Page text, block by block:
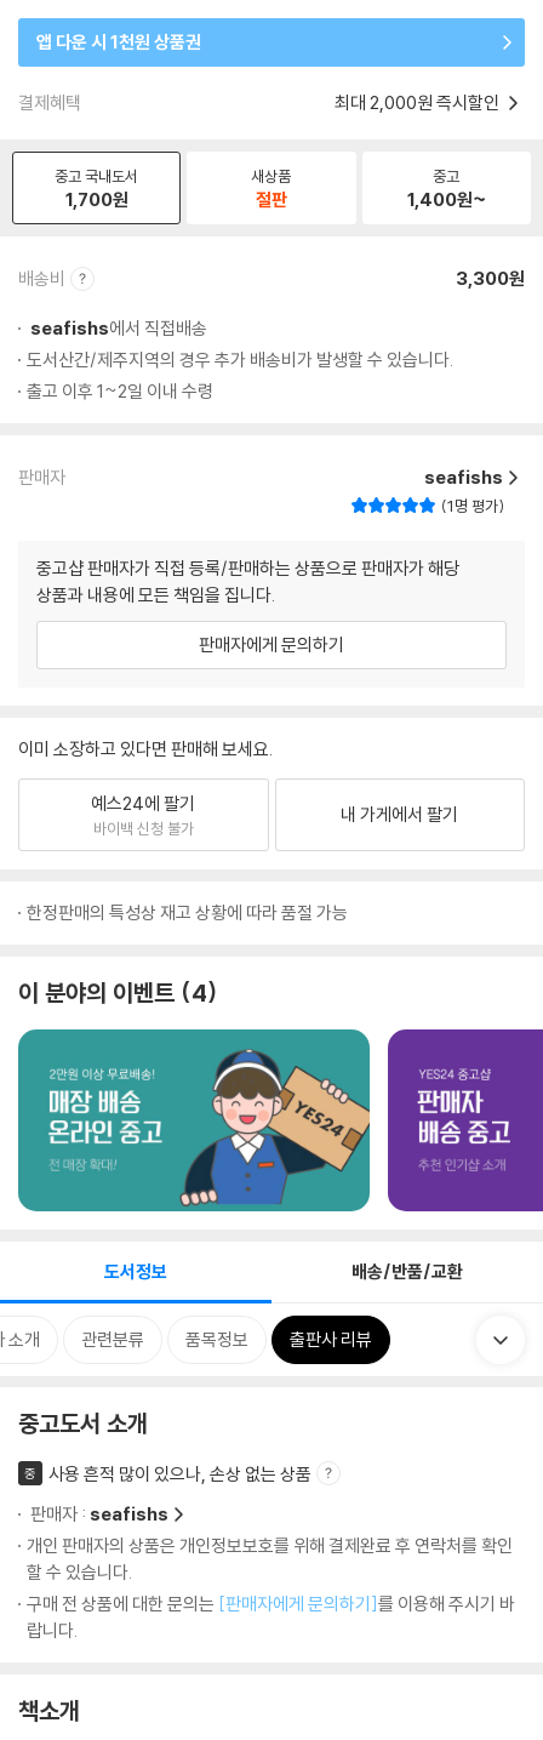
앱 다운 시 1천원 상품권
결제혜택 최대 2,000원 즉시할인
중고 국내도서
1,700원
새상품
절판
중고
1,400원~
배송비 3,300원
seafishs에서 직접배송
도서산간/제주지역의 경우 추가 배송비가 발생할 수 있습니다.
출고 이후 1~2일 이내 수령
판매자 seafishs
1명 평가
중고샵 판매자가 직접 등록/판매하는 상품으로 판매자가 해당
상품과 내용에 모든 책임을 집니다.
판매자에게 문의하기
이미 소장하고 있다면 판매해 보세요.
예스24에 팔기
바이백 신청 불가
내 가게에서 팔기
한정판매의 특성상 재고 상황에 따라 품절 가능
이 분야의 이벤트 4
도서정보 배송/반품/교환
소개 관련분류 품목정보 출판사 리뷰
중고도서 소개
중
사용 흔적 많이 있으나, 손상 없는 상품
판매자 : seafishs
개인 판매자의 상품은 개인정보보호를 위해 결제완료 후 연락처를 확인
할 수 있습니다.
구매 전 상품에 대한 문의는 [판매자에게 문의하기]를 이용해 주시기 바
랍니다.
책소개